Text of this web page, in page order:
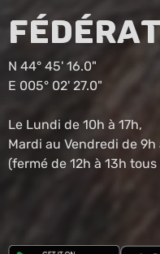
N 44° 45' 16.0"
E 005° 02' 27.0"
Le Lundi de 10h à 17h,
Mardi au Vendredi de
(fermé de 12h à 13h tous